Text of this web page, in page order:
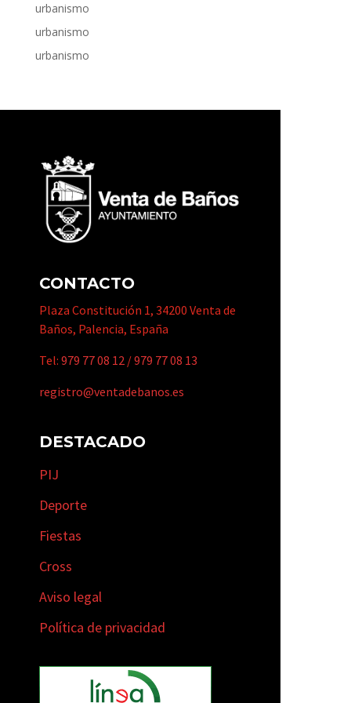
urbanismo
urbanismo
urbanismo
CONTACTO
Plaza Constitución 1, 34200 Venta de
Baños, Palencia, España
Tel: 979 77 08 12 /979 77 08 13
registro@ventadebanos.es
DESTACADO
PIJ
Deporte
Fiestas
Cross
Aviso legal
Política de privacidad